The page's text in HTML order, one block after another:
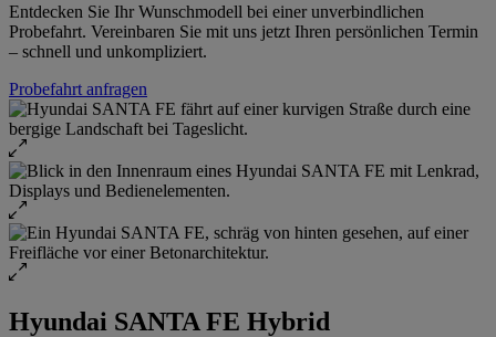
Entdecken Sie Ihr Wunschmodell bei einer unverbindlichen
Probefahrt. Vereinbaren Sie mit uns jetzt Ihren persönlichen Termin
– schnell und unkompliziert.
Probefahrt anfragen
Hyundai SANTA FE Hybrid